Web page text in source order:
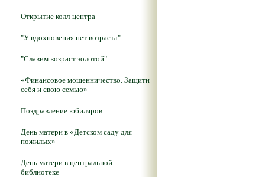
Открытие колл-центра
"У вдохновения нет возраста"
"Славим возраст золотой"
«Финансовое мошенничество. Защити
себя и свою семью»
Поздравление юбиляров
День матери в «Детском саду для
пожилых»
День матери в центральной
библиотеке